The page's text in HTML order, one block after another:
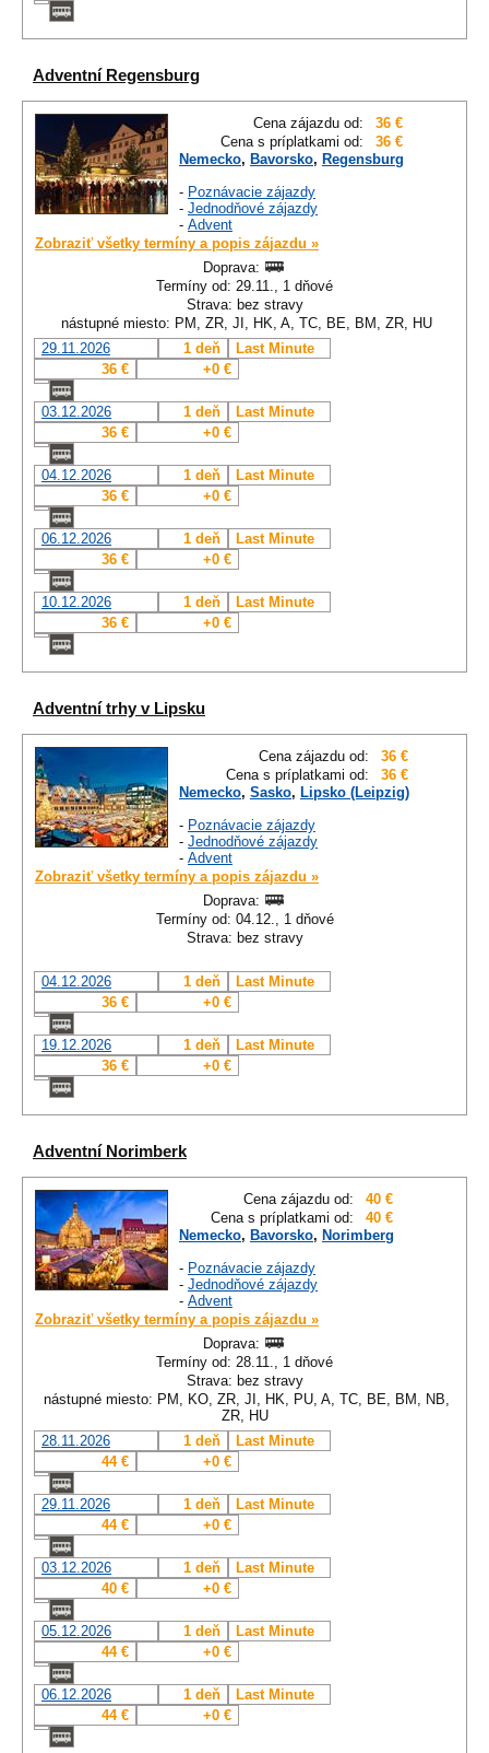
Adventní Regensburg
Cena zájazdu od:
36 €
Cena s príplatkami od:
36 €
Nemecko, Bavorsko, Regensburg
- Poznávacie zájazdy
- Jednodňové zájazdy
- Advent
Zobraziť všetky termíny a popis zájazdu »
Doprava:
Termíny od: 29.11., 1 dňové
Strava: bez stravy
nástupné miesto: PM, ZR, JI, HK, A, TC, BE, BM, ZR, HU
29.11.2026
1 deň
Last Minute
36 €
+0 €
03.12.2026 1 deň
Last Minute
36 €
+0 €
04.12.2026 1 deň
Last Minute
36 €
+0 €
06.12.2026 1 deň
Last Minute
36 €
+0 €
10.12.2026 1 deň
Last Minute
36 €
+0 €
Adventní trhy v Lipsku
Cena zájazdu od:
36 €
Cena s príplatkami od:
36 €
Nemecko, Sasko, Lipsko (Leipzig)
- Poznávacie zájazdy
- Jednodňové zájazdy
- Advent
Zobraziť všetky termíny a popis zájazdu »
Doprava:
Termíny od: 04.12., 1 dňové
Strava: bez stravy
04.12.2026 1 deň
Last Minute
36 €
+0 €
19.12.2026 1 deň
Last Minute
36 €
+0 €
Adventní Norimberk
Cena zájazdu od:
40 €
Cena s príplatkami od:
40 €
Nemecko, Bavorsko, Norimberg
- Poznávacie zájazdy
- Jednodňové zájazdy
- Advent
Zobraziť všetky termíny a popis zájazdu »
Doprava:
Termíny od: 28.11., 1 dňové
Strava: bez stravy
nástupné miesto: PM, KO, ZR, JI, HK, PU, A, TC, BE, BM, NB,
ZR, HU
28.11.2026
1 deň
Last Minute
44 €
+0 €
29.11.2026 1 deň
Last Minute
44 €
+0 €
03.12.2026 1 deň
Last Minute
40 €
+0 €
05.12.2026 1 deň
Last Minute
44 €
+0 €
06.12.2026 1 deň
Last Minute
44 €
+0 €